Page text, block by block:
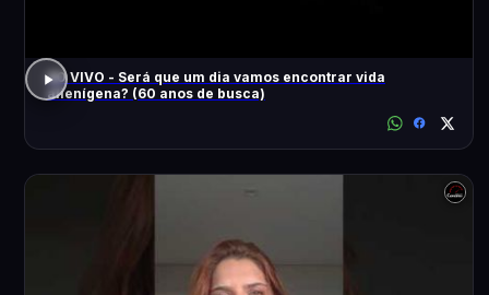
AO VIVO - Será que um dia vamos encontrar vida
alienígena? (60 anos de busca)